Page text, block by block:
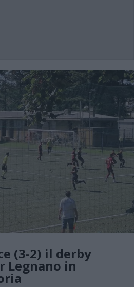
(3-2) il derby
Legnano in